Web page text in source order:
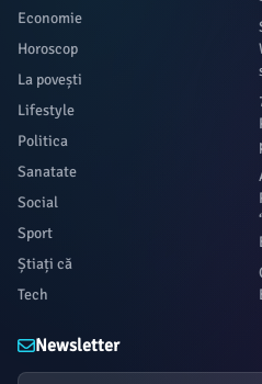
Economie
Horoscop
La povești
Lifestyle
Politica
Sanatate
Social
Sport
Știați că
Tech
Newsletter